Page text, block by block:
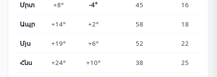
Մրտ +8° -4° 45 16
Ապր +14° +2° 58 18
Մյս +19° +6° 52 22
Հնս +24° +10° 38 25